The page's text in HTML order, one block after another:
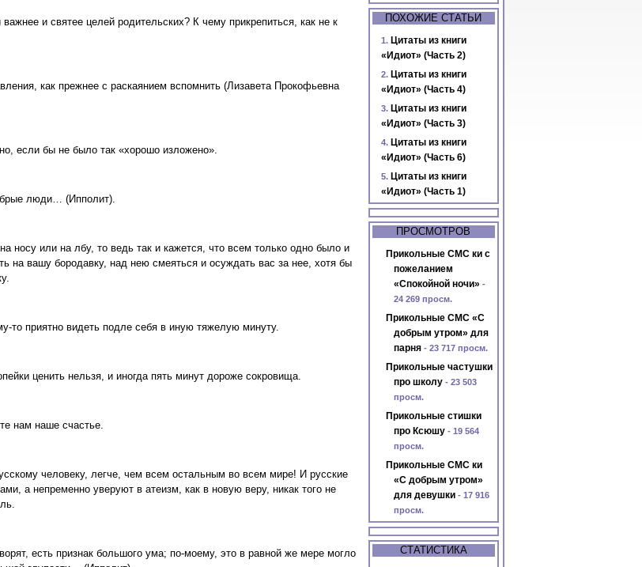
и святее целей родительских? К чему прикрепиться, как не к
как прежнее с раскаянием вспомнить (Лизавета Прокофьевна
если бы не было так «хорошо изложено».
люди… (Ипполит).
носу или на лбу, то ведь так и кажется, что всем только одно было и
на вашу бородавку, над нею смеяться и осуждать вас за нее, хотя бы
то приятно видеть подле себя в иную тяжелую минуту.
ценить нельзя, и иногда пять минут дороже сокровища.
нам наше счастье.
человеку, легче, чем всем остальным во всем мире! И русские
а непременно уверуют в атеизм, как в новую веру, никак того не
есть признак большого ума; по-моему, это в равной же мере могло
ПОХОЖИЕ СТАТЬИ
Цитаты из книги
«Идиот» (Часть 2)
Цитаты из книги
«Идиот» (Часть 4)
Цитаты из книги
«Идиот» (Часть 3)
Цитаты из книги
«Идиот» (Часть 6)
Цитаты из книги
«Идиот» (Часть 1)
ПРОСМОТРОВ
Прикольные СМС ки с
пожеланием
«Спокойной ночи» -
24 269 просм.
Прикольные СМС «С
добрым утром» для
парня- 23 717 просм.
Прикольные частушки
про школу- 23 503
просм.
Прикольные стишки
про Ксюшу- 19 564
просм.
Прикольные СМС ки
«С добрым утром»
для девушки- 17 916
просм.
СТАТИСТИКА